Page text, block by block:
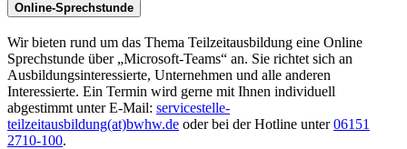
Online-Sprechstunde
Wir bieten rund um das Thema Teilzeitausbildung eine Online
Sprechstunde über „Microsoft-Teams“ an. Sie richtet sich an
Ausbildungsinteressierte, Unternehmen und alle anderen
Interessierte. Ein Termin wird gerne mit Ihnen individuell
abgestimmt unter E-Mail: servicestelle-
teilzeitausbildung(at)bwhw.de oder bei der Hotline unter06151
2710-100.